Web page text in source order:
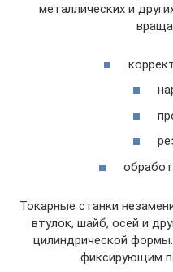
металлических и
Токарные станки
втулок, шайб, осей и
цилиндрической
фиксирующим